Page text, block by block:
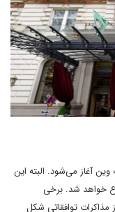
آغاز می‌شود. البته این
خواهد شد. برخی
مذاکرات توافقاتی شکل